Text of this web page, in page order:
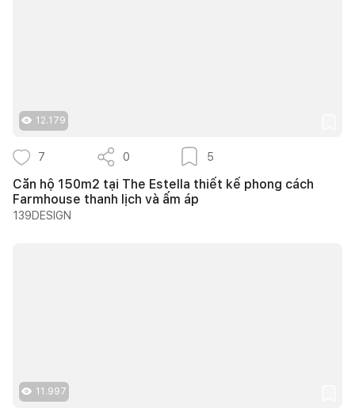
12.179
7 0 5
Căn hộ 150m2 tại The Estella thiết kế phong cách
Farmhouse thanh lịch và ấm áp
139DESIGN
11.997